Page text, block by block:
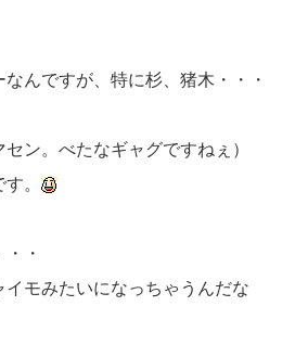
んですが、特に杉、猪木・・・
ン。べたなギャグですねぇ）
。
・
モみたいになっちゃうんだな